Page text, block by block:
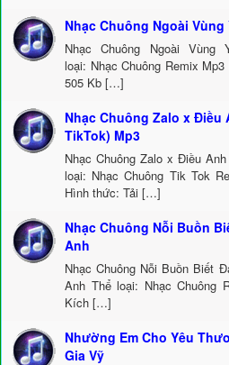
Nhạc Chuông Ngoài Vùng
Nhạc Chuông Ngoài
loại: Nhạc Chuông Remix
505 Kb […]
Nhạc Chuông Zalo x Điều
TikTok) Mp3
Nhạc Chuông Zalo x Điều
loại: Nhạc Chuông Tik Tok
Hình thức: Tải […]
Nhạc Chuông Nỗi Buồn
Anh
Nhạc Chuông Nỗi Buồn Biết
Anh Thể loại: Nhạc Chuông
Kích […]
Nhường Em Cho Yêu
Gia Vỹ